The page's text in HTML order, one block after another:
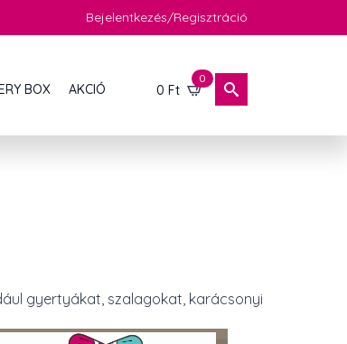
Bejelentkezés/Regisztráció
BOX AKCIÓ 0 Ft
0
gyertyákat, szalagokat, karácsonyi